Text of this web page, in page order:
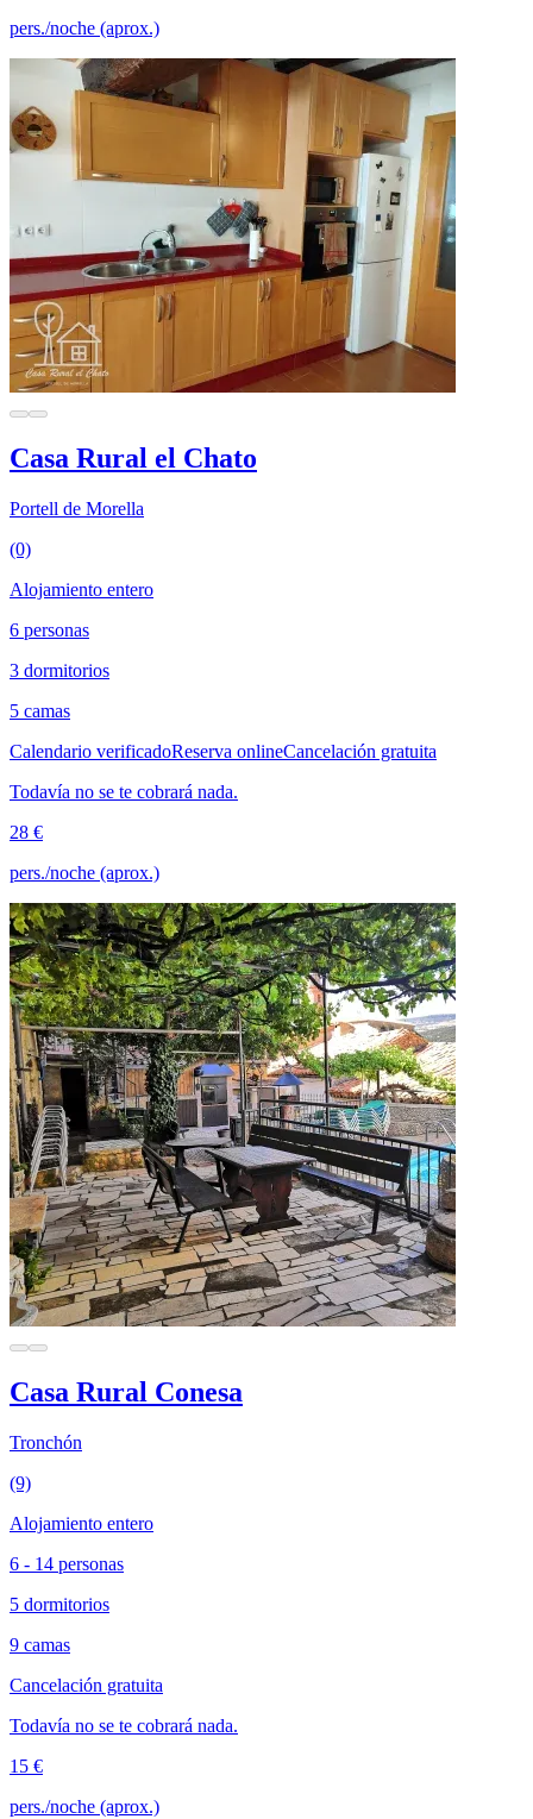
pers./noche (aprox.)
Casa Rural el Chato
Portell de Morella
(0)
Alojamiento entero
6 personas
3 dormitorios
5 camas
Calendario verificadoReserva onlineCancelación gratuita
Todavía no se te cobrará nada.
28 €
pers./noche (aprox.)
Casa Rural Conesa
Tronchón
(9)
Alojamiento entero
6 - 14 personas
5 dormitorios
9 camas
Cancelación gratuita
Todavía no se te cobrará nada.
15 €
pers./noche (aprox.)